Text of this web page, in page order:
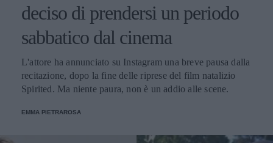
deciso di prendersi un periodo
sabbatico dal cinema
L'attore ha annunciato su Instagram una breve pausa dalla
recitazione, dopo la fine delle riprese del film natalizio
Spirited. Ma niente paura, non è un addio alle scene.
EMMA PIETRAROSA